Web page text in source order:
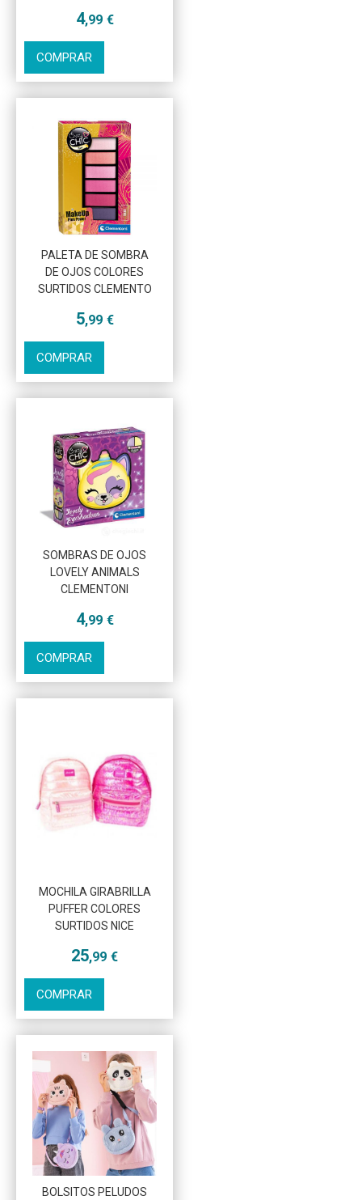
4,99 €
COMPRAR
PALETA DE SOMBRA
DE OJOS COLORES
SURTIDOS CLEMENTO
5,99 €
COMPRAR
SOMBRAS DE OJOS
LOVELY ANIMALS
CLEMENTONI
4,99 €
COMPRAR
MOCHILA GIRABRILLA
PUFFER COLORES
SURTIDOS NICE
25,99 €
COMPRAR
BOLSITOS PELUDOS
Más info
Más info